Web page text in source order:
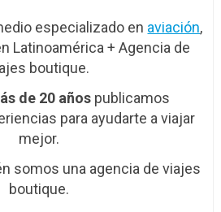
especializado en aviación,
Latinoamérica + Agencia de
boutique.
de 20 años publicamos
para ayudarte a viajar
mejor.
somos una agencia de viajes
boutique.